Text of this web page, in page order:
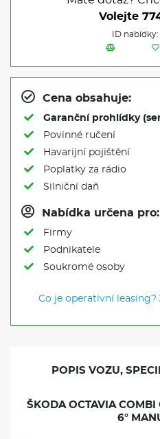
Volejte
ID
Cena obsahuje:
Garanční prohlídky
Povinné ručení
Havarijní pojištění
Poplatky za rádio
Silniční daň
Nabídka určena pro:
Firmy
Podnikatele
Soukromé osoby
Co je operativní leasing?
POPIS VOZU,
ŠKODA OCTAVIA
6°